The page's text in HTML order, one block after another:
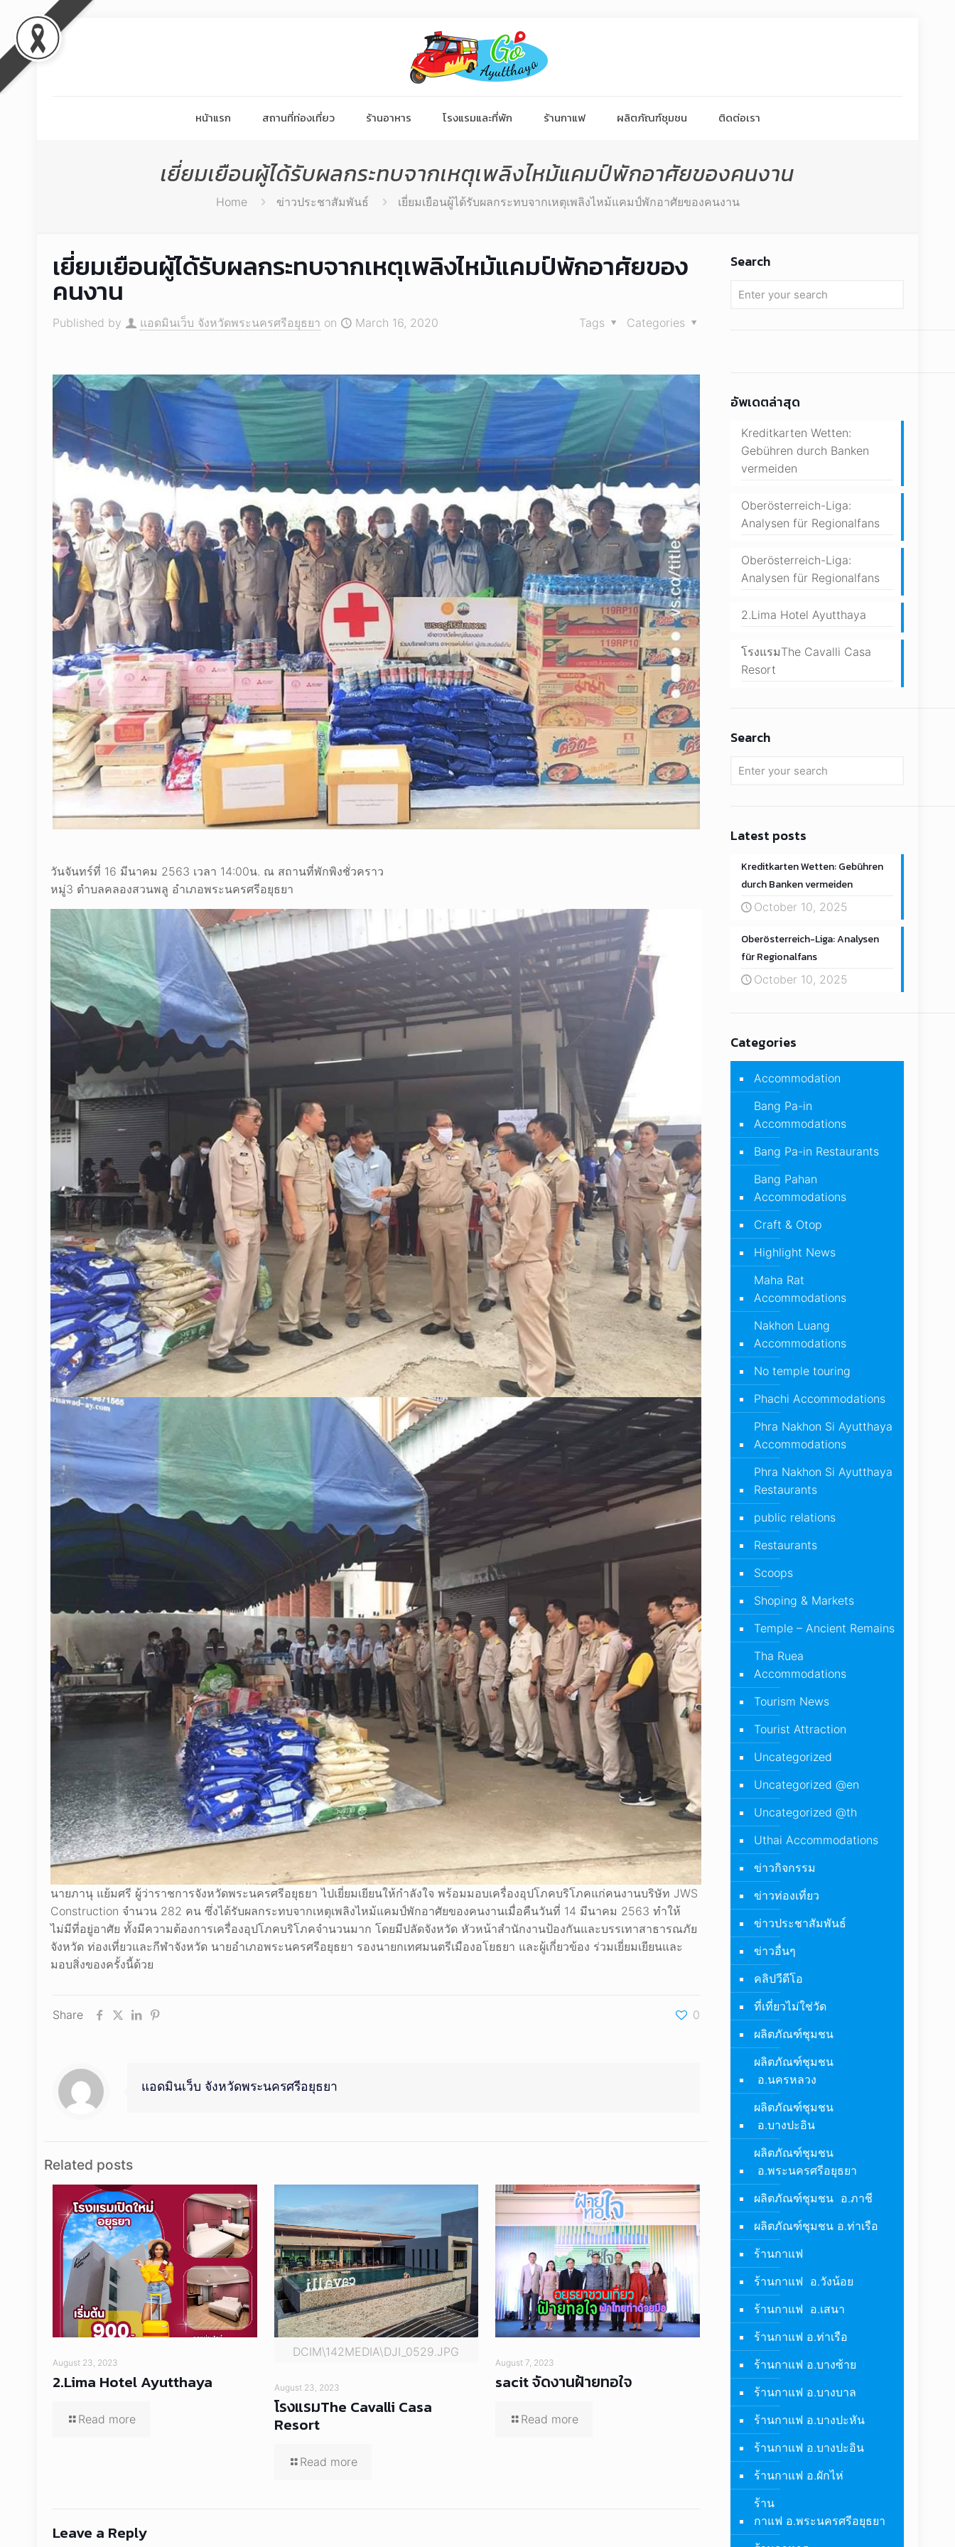
หน้าแรก สถานที่ท่องเที่ยว ร้านอาหาร โรงแรมและที่พัก ร้านกาแฟ ผลิตภัณฑ์ชุมชน ติดต่อเรา
เยี่ยมเยือนผู้ได้รับผลกระทบจากเหตุเพลิงไหม้แคมป์พักอาศัยของคนงาน
Home ข่าวประชาสัมพันธ์ เยี่ยมเยือนผู้ได้รับผลกระทบจากเหตุเพลิงไหม้แคมป์พักอาศัยของคนงาน
เยี่ยมเยือนผู้ได้รับผลกระทบจากเหตุเพลิงไหม้แคมป์พักอาศัยของ
คนงาน
Published by แอดมินเว็บ จังหวัดพระนครศรีอยุธยา on March 16, 2020 Categories
Tags
วันจันทร์ที่ 16 มีนาคม 2563 เวลา 14:00น. ณ สถานที่พักพิงชั่วคราว
หมู่3 ตำบลคลองสวนพลู อำเภอพระนครศรีอยุธยา
นายภานุ แย้มศรี ผู้ว่าราชการจังหวัดพระนครศรีอยุธยา ไปเยี่ยมเยียนให้กำลังใจ พร้อมมอบเครื่องอุปโภคบริโภคแก่คนงานบริษัท JWS
Construction จำนวน 282 คน ซึ่งได้รับผลกระทบจากเหตุเพลิงไหม้แคมป์พักอาศัยของคนงานเมื่อคืนวันที่ 14 มีนาคม 2563 ทำให้
ไม่มีที่อยู่อาศัย ทั้งมีความต้องการเครื่องอุปโภคบริโภคจำนวนมาก โดยมีปลัดจังหวัด หัวหน้าสำนักงานป้องกันและบรรเทาสาธารณภัย
จังหวัด ท่องเที่ยวและกีฬาจังหวัด นายอำเภอพระนครศรีอยุธยา รองนายกเทศมนตรีเมืองอโยธยา และผู้เกี่ยวข้อง ร่วมเยี่ยมเยียนและ
มอบสิ่งของครั้งนี้ด้วย
Share 0
แอดมินเว็บ จังหวัดพระนครศรีอยุธยา
Related posts
August 23, 2023
2.Lima Hotel Ayutthaya
Read more
DCIM\142MEDIA\DJI_0529.JPG
August 23, 2023
โรงแรมThe Cavalli Casa
Resort
Read more
August 7, 2023
sacit จัดงานฝ้ายทอใจ
Read more
Leave a Reply
Search
อัพเดตล่าสุด
Kreditkarten Wetten:
Gebühren durch Banken
vermeiden
Oberösterreich-Liga:
Analysen für Regionalfans
Oberösterreich-Liga:
Analysen für Regionalfans
2.Lima Hotel Ayutthaya
โรงแรมThe Cavalli Casa
Resort
Search
Latest posts
Kreditkarten Wetten: Gebühren
durch Banken vermeiden
October 10, 2025
Oberösterreich-Liga: Analysen
für Regionalfans
October 10, 2025
Categories
Accommodation
Bang Pa-in
Accommodations
Bang Pa-in Restaurants
Bang Pahan
Accommodations
Craft & Otop
Highlight News
Maha Rat
Accommodations
Nakhon Luang
Accommodations
No temple touring
Phachi Accommodations
Phra Nakhon Si Ayutthaya
Accommodations
Phra Nakhon Si Ayutthaya
Restaurants
public relations
Restaurants
Scoops
Shoping & Markets
Temple – Ancient Remains
Tha Ruea
Accommodations
Tourism News
Tourist Attraction
Uncategorized
Uncategorized @en
Uncategorized @th
Uthai Accommodations
ข่าวกิจกรรม
ข่าวท่องเที่ยว
ข่าวประชาสัมพันธ์
ข่าวอื่นๆ
คลิปวีดีโอ
ที่เที่ยวไม่ใช่วัด
ผลิตภัณฑ์ชุมชน
ผลิตภัณฑ์ชุมชน
อ.นครหลวง
ผลิตภัณฑ์ชุมชน
อ.บางปะอิน
ผลิตภัณฑ์ชุมชน
อ.พระนครศรีอยุธยา
ผลิตภัณฑ์ชุมชน อ.ภาชี
ผลิตภัณฑ์ชุมชน อ.ท่าเรือ
ร้านกาแฟ
ร้านกาแฟ อ.วังน้อย
ร้านกาแฟ อ.เสนา
ร้านกาแฟ อ.ท่าเรือ
ร้านกาแฟ อ.บางซ้าย
ร้านกาแฟ อ.บางบาล
ร้านกาแฟ อ.บางปะหัน
ร้านกาแฟ อ.บางปะอิน
ร้านกาแฟ อ.ผักไห่
ร้าน
กาแฟ อ.พระนครศรีอยุธยา